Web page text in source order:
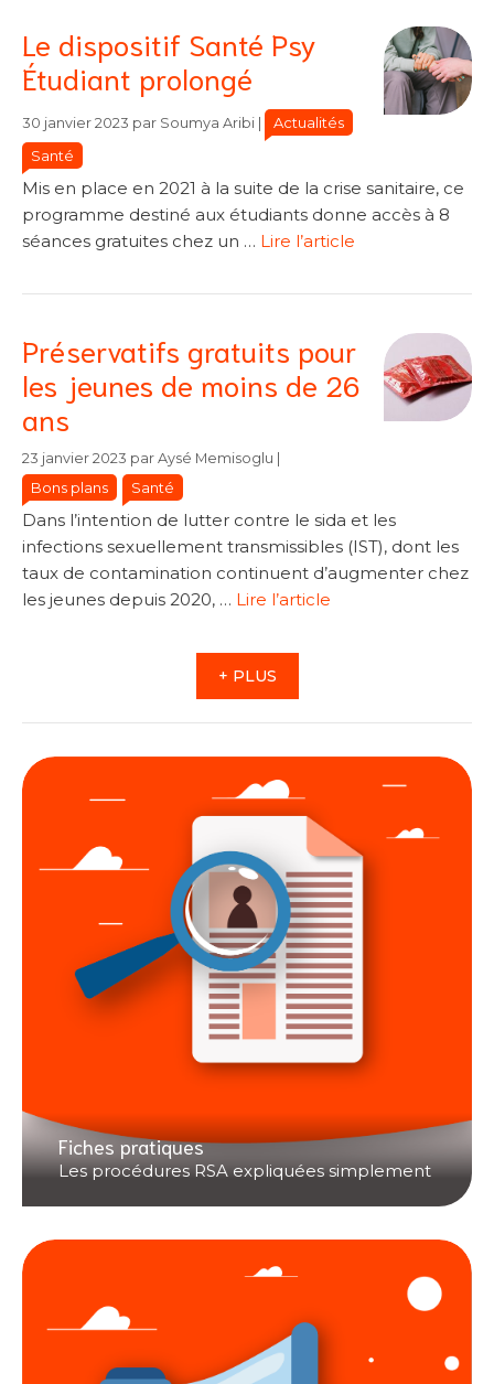
Le dispositif Santé Psy
Étudiant prolongé
30 janvier 2023 par Soumya Aribi Catégories
Catégories
Actualités
Santé
Mis en place en 2021 à la suite de la crise sanitaire, ce
programme destiné aux étudiants donne accès à 8
séances gratuites chez un … Lire l’article
Préservatifs gratuits pour
les jeunes de moins de 26
ans
23 janvier 2023 par Aysé Memisoglu
Bons plans Santé
Dans l’intention de lutter contre le sida et les
infections sexuellement transmissibles (IST), dont les
taux de contamination continuent d’augmenter chez
les jeunes depuis 2020, … Lire l’article
+ PLUS
Fiches pratiques
Les procédures RSA expliquées simplement